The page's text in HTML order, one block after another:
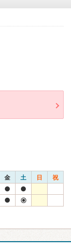
金 土 日 祝